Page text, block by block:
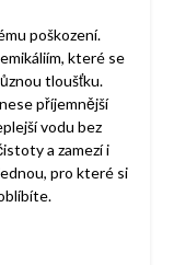
poškození.
které se
tloušťku.
příjemnější
vodu bez
a zamezí i
pro které si